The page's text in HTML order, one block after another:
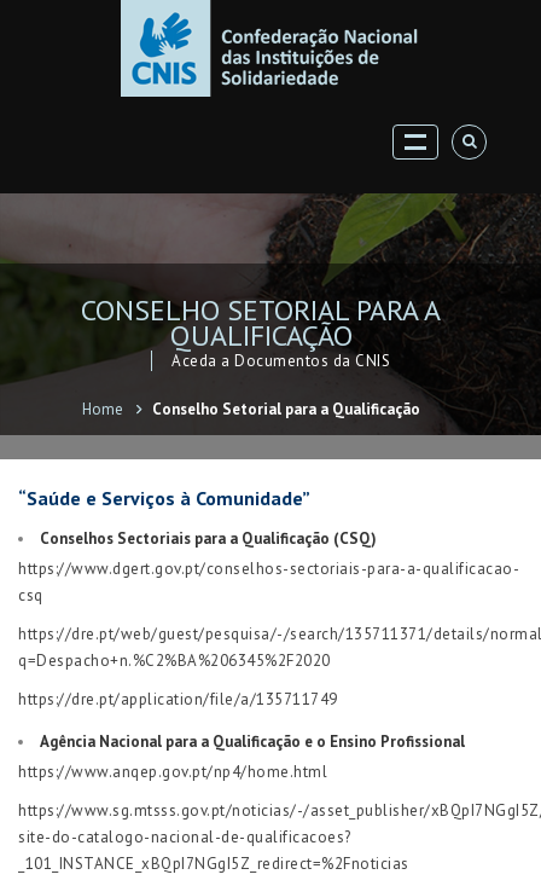
CONSELHO SETORIAL PARA A
QUALIFICAÇÃO
Aceda a Documentos da CNIS
Home Conselho Setorial para a Qualificação
“Saúde e Serviços à Comunidade”
Conselhos Sectoriais para a Qualificação (CSQ)
https://www.dgert.gov.pt/conselhos-sectoriais-para-a-qualificacao-
csq
https://dre.pt/web/guest/pesquisa/-/search/135711371/details/
q=Despacho+n.%C2%BA%206345%2F2020
https://dre.pt/application/file/a/135711749
Agência Nacional para a Qualificação e o Ensino Profissional
https://www.anqep.gov.pt/np4/home.html
https://www.sg.mtsss.gov.pt/noticias/-/asset_publisher/
site-do-catalogo-nacional-de-qualificacoes?
_101_INSTANCE_xBQpI7NGgI5Z_redirect=%2Fnoticias